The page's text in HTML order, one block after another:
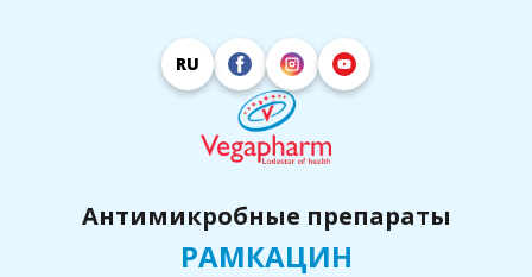
RU
Антимикробные препараты
РАМКАЦИН